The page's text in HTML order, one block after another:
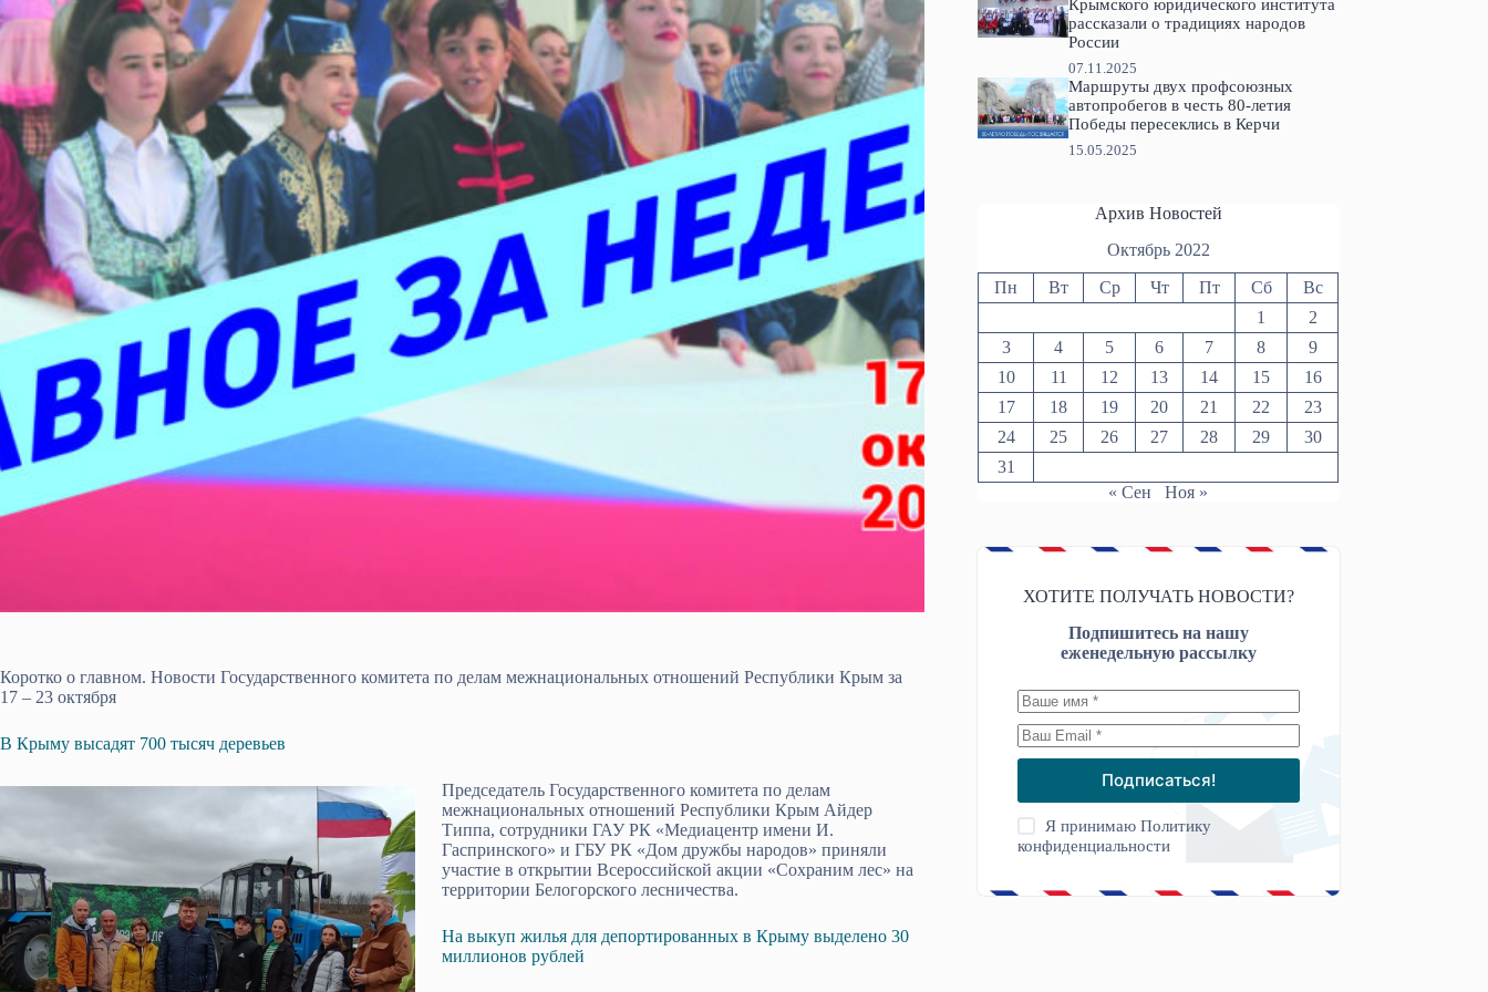
Коротко о главном. Новости Государственного комитета по делам межнациональных отношений Республики Крым за
17 – 23 октября
В Крыму высадят 700 тысяч деревьев
Председатель Государственного комитета по делам
межнациональных отношений Республики Крым Айдер
Типпа, сотрудники ГАУ РК «Медиацентр имени И.
Гаспринского» и ГБУ РК «Дом дружбы народов» приняли
участие в открытии Всероссийской акции «Сохраним лес» на
территории Белогорского лесничества.
На выкуп жилья для депортированных в Крыму выделено 30
миллионов рублей
Крымского юридического института
рассказали о традициях народов
России
07.11.2025
Маршруты двух профсоюзных
автопробегов в честь 80-летия
Победы пересеклись в Керчи
15.05.2025
Архив Новостей
Октябрь 2022
Пн Вт Ср Чт Пт Сб
Вс
1
2
3
4 5 6 7 8
9
10
11 12 13 14 15
16
17
18 19 20 21 22
23
24
25 26 27 28 29
30
31
« Сен
Ноя »
ХОТИТЕ ПОЛУЧАТЬ НОВОСТИ?
Подпишитесь на нашу
еженедельную рассылку
Подписаться!
Я принимаюПолитику
конфиденциальности